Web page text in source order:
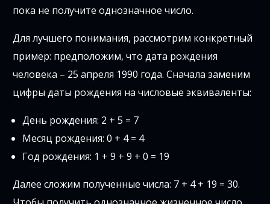
пока не получите однозначное число.
Для лучшего понимания, рассмотрим конкретный
пример: предположим, что дата рождения
человека – 25 апреля 1990 года. Сначала заменим
цифры даты рождения на числовые эквиваленты:
День рождения: 2 + 5 = 7
Месяц рождения: 0 + 4 = 4
Год рождения: 1 + 9 + 9 + 0 = 19
Далее сложим полученные числа: 7 + 4 + 19 = 30.